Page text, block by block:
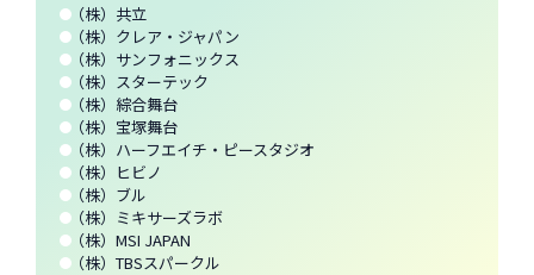
（株）共立
（株）クレア・ジャパン
（株）サンフォニックス
（株）スターテック
（株）綜合舞台
（株）宝塚舞台
（株）ハーフエイチ・ピースタジオ
（株）ヒビノ
（株）ブル
（株）ミキサーズラボ
（株）MSI JAPAN
（株）TBSスパークル